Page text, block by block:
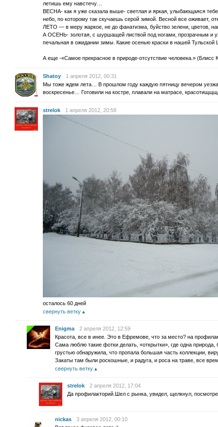
летишь ему навстечу…
ВЕСНА- как я уже сказала выше- светлая и яркая, улыбающаяся
небо, по которому так скучаешь серой зимой. Весной все оживает,
ЛЕТО — в меру жаркое, не до фанатизма, буйство зелени, цветов,
А ОСЕНЬ- золотая, с шуршащей листвой под ногами, прозрачным и
печальная в ожидании зимы. Какие осенью краски в нашей
А еще -«Самое прекрасное в природе-отсутствие человека.» (Блисс
Shatoy
1 апреля 2012, 00:31
Мы тоже ждем лета… В прошлом году каждую пятницу вечером
воскресенье… Готовили на костре, плавали на матрасе,
strelok 1 апреля 2012, 20:58
осталось 60 дней
свернуть ветку
Enigma
2 апреля 2012, 12:59
Красота, все в инее. Это в Ефремове, что за место? на
Сама люблю такие фотки делать, «открытки», где одна природа,
грустью обнаружила, что пропала большая часть коллекции,
Закаты там были роскошные, и радуга, и роса на траве, все
свернуть ветку
strelok
2 апреля 2012, 17:04
Да профилакторий.Шел с рынка, увидел, щелкнул,
nickas
3 апреля 2012, 00:10